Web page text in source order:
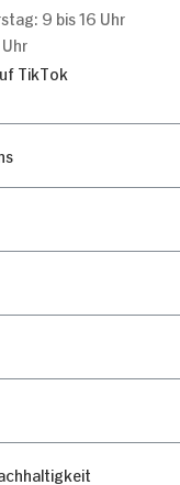
9 bis 16 Uhr
TikTok